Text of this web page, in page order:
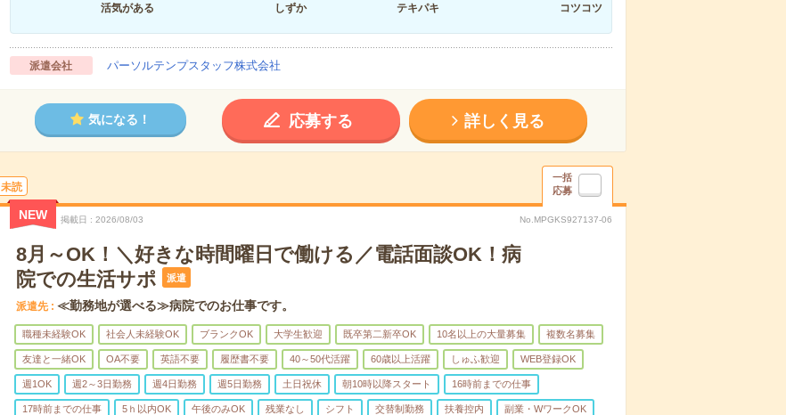
活気がある
しずか
テキパキ
コツコツ
派遣会社 パーソルテンプスタッフ株式会社
気になる！ 応募する 詳しく見る
未読
一括
応募
NEW 掲載日 2026/08/03 No.MPGKS927137-06
8月～OK！＼好きな時間曜日で働ける／電話面談OK！病
院での生活サポ
派遣
派遣先 ≪勤務地が選べる≫病院でのお仕事です。
職種未経験OK 社会人未経験OK ブランクOK 大学生歓迎 既卒第二新卒OK 10名以上の大量募集 複数名募集
友達と一緒OK OA不要 英語不要 履歴書不要 40～50代活躍 60歳以上活躍 しゅふ歓迎 WEB登録OK
週1OK 週2～3日勤務 週4日勤務 週5日勤務 土日祝休 朝10時以降スタート 16時前までの仕事
17時前までの仕事 5ｈ以内OK 午後のみOK 残業なし シフト 交替制勤務 扶養控内 副業・WワークOK